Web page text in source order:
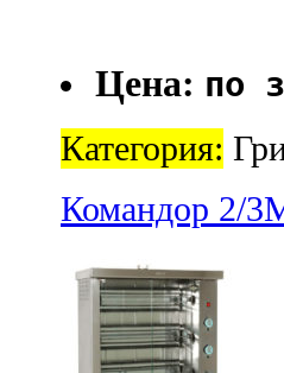
Цена: по
Категория:
Командор 2/